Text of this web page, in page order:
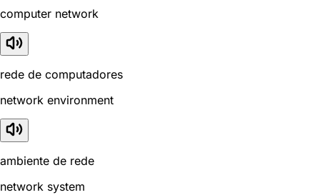
computer network
rede de computadores
network environment
ambiente de rede
network system